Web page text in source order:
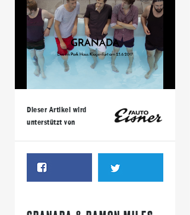
Dieser Artikel wird
unterstützt von